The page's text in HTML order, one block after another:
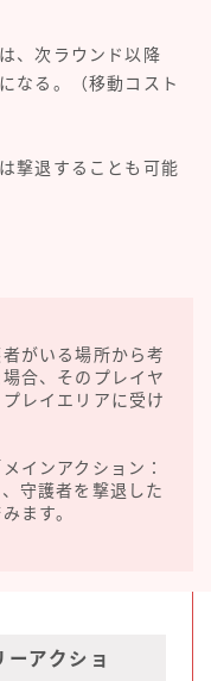
、次ラウンド以降
なる。（移動コスト
撃退することも可能
がいる場所から考
合、そのプレイヤ
レイエリアに受け
インアクション：
守護者を撃退した
ます。
アクショ